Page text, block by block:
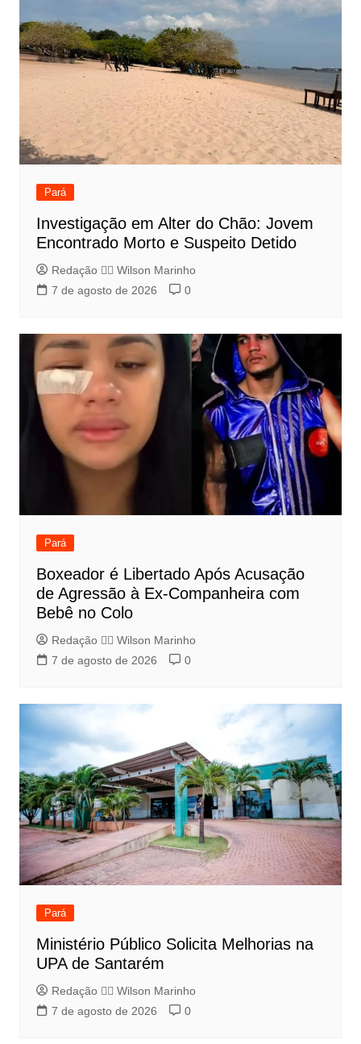
Pará
Investigação em Alter do Chão: Jovem
Encontrado Morto e Suspeito Detido
Redação 👨‍⚖️​ Wilson Marinho
7 de agosto de 2026
0
Pará
Boxeador é Libertado Após Acusação
de Agressão à Ex-Companheira com
Bebê no Colo
Redação 👨‍⚖️​ Wilson Marinho
7 de agosto de 2026
0
Pará
Ministério Público Solicita Melhorias na
UPA de Santarém
Redação 👨‍⚖️​ Wilson Marinho
7 de agosto de 2026
0